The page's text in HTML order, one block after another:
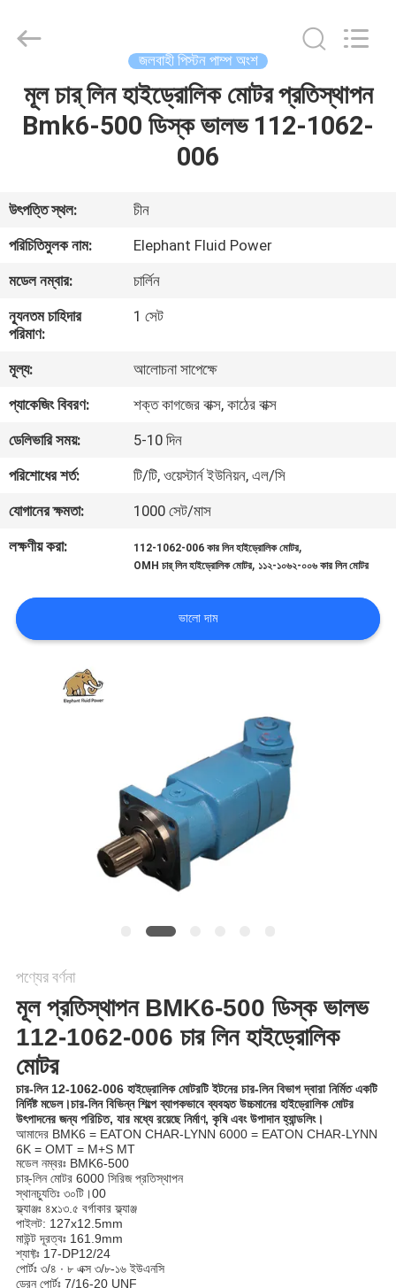
বাড়ি
আমাদের
সম্পর্কে
কারখানা
ভ্রমণ
মান
নিয়ন্ত্রণ
যোগাযোগ
করুন
কেস
Power
Co.,Ltd.
জলবাহী পিস্টন পাম্প অংশ
মূল চার্ লিন হাইড্রোলিক মোটর প্রতিস্থাপন
Bmk6-500 ডিস্ক ভালভ 112-1062-
006
উৎপত্তি স্থল:
চীন
পরিচিতিমুলক নাম:
Elephant Fluid Power
মডেল নম্বার:
চার্লিন
ন্যূনতম চাহিদার
পরিমাণ:
1 সেট
মূল্য:
আলোচনা সাপেক্ষে
প্যাকেজিং বিবরণ:
শক্ত কাগজের বাক্স, কাঠের বাক্স
ডেলিভারি সময়:
5-10 দিন
পরিশোধের শর্ত:
টি/টি, ওয়েস্টার্ন ইউনিয়ন, এল/সি
যোগানের ক্ষমতা:
1000 সেট/মাস
লক্ষণীয় করা:
112-1062-006 কার লিন হাইড্রোলিক মোটর,
OMH চার্ লিন হাইড্রোলিক মোটর, ১১২-১০৬২-০০৬ কার লিন মোটর
ভালো দাম
পণ্যের বর্ণনা
মূল প্রতিস্থাপন BMK6-500 ডিস্ক ভালভ
112-1062-006 চার লিন হাইড্রোলিক
মোটর
চার-লিন 12-1062-006 হাইড্রোলিক মোটরটি ইটনের চার-লিন বিভাগ দ্বারা নির্মিত একটি
নির্দিষ্ট মডেল।চার-লিন বিভিন্ন শিল্পে ব্যাপকভাবে ব্যবহৃত উচ্চমানের হাইড্রোলিক মোটর
উৎপাদনের জন্য পরিচিত, যার মধ্যে রয়েছে নির্মাণ, কৃষি এবং উপাদান হ্যান্ডলিং।
আমাদের BMK6 = EATON CHAR-LYNN 6000 = EATON CHAR-LYNN
6K = OMT = M+S MT
মডেল নম্বরঃ BMK6-500
চার্-লিন মোটর 6000 সিরিজ প্রতিস্থাপন
স্থানচ্যুতিঃ ৩০টি।00
ফ্ল্যাঞ্জঃ ৪x১৩.৫ বর্গাকার ফ্ল্যাঞ্জ
পাইলট: 127x12.5mm
মাউন্ট দূরত্বঃ 161.9mm
শ্যাফ্টঃ 17-DP12/24
পোর্টঃ ৩/৪ ∙ ৮ এক্স ৩/৮-১৬ ইউএনসি
ড্রেন পোর্টঃ 7/16-20 UNF